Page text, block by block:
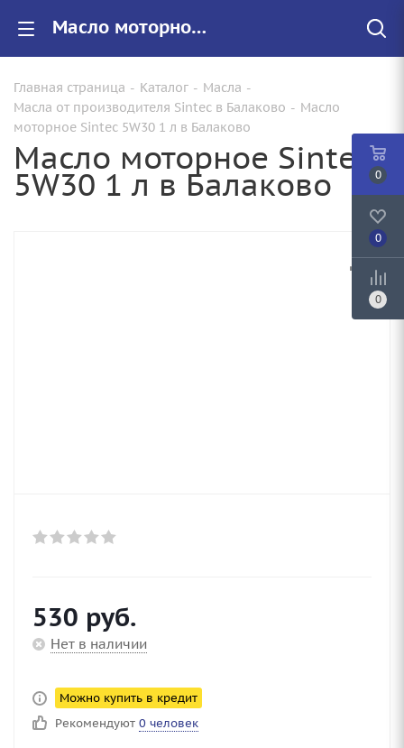
Масло моторное Sintec 5W30 1 л купить от 530.00 руб. в Балаково
Главная страница - Каталог - Масла -
Масла от производителя Sintec в Балаково - Масло
моторное Sintec 5W30 1 л в Балаково
Масло моторное Sintec
5W30 1 л в Балаково
530 руб.
Нет в наличии
Можно купить в кредит
Рекомендуют 0 человек
0
0
0